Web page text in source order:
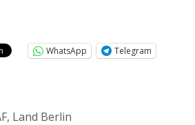
WhatsApp
Telegram
, Land Berlin